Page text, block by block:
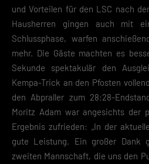
und Vorteilen für den LSC nach
Hausherren gingen auch mit
Schlussphase, warfen
mehr. Die Gäste machten es
Sekunde spektakulär den
Kempa-Trick an den Pfosten
den Abpraller zum 28:28-
Moritz Adam war angesichts der
Ergebnis zufrieden: „In der
gute Leistung. Ein großer Dank
zweiten Mannschaft, die uns den